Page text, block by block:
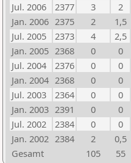
Jul. 2006
2377 3
2
Jan. 2006 2375 2
1,5
Jul. 2005
2373 4
2,5
Jan. 2005 2368 0
0
Jul. 2004
2376 0
0
Jan. 2004 2368 0
0
Jul. 2003
2364 0
0
Jan. 2003 2391 0
0
Jul. 2002
2384 0
0
Jan. 2002 2384 2
0,5
Gesamt
105 55